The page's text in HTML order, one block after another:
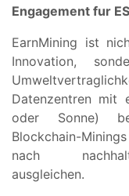
Engagement fur
EarnMining ist
Innovation,
Datenzentren mit
oder Sonne)
Blockchain-
nach
ausgleichen.